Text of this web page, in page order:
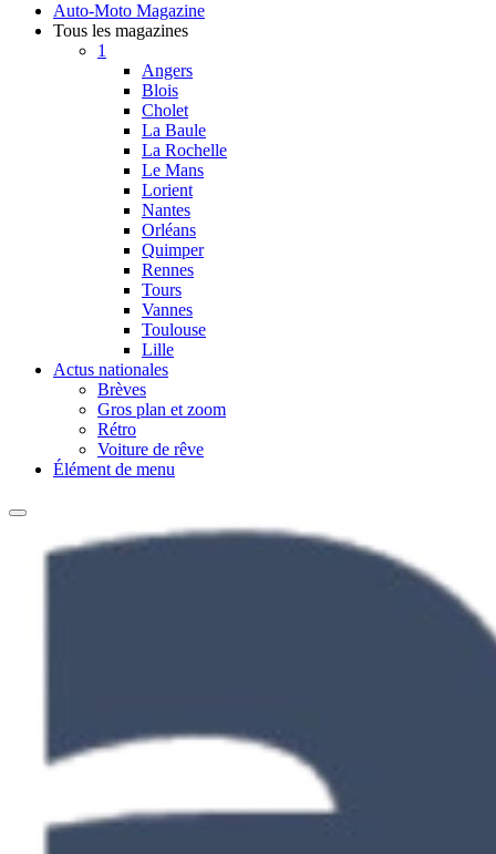
Auto-Moto Magazine
Tous les magazines
1
Angers
Blois
Cholet
La Baule
La Rochelle
Le Mans
Lorient
Nantes
Orléans
Quimper
Rennes
Tours
Vannes
Toulouse
Lille
Actus nationales
Brèves
Gros plan et zoom
Rétro
Voiture de rêve
Élément de menu